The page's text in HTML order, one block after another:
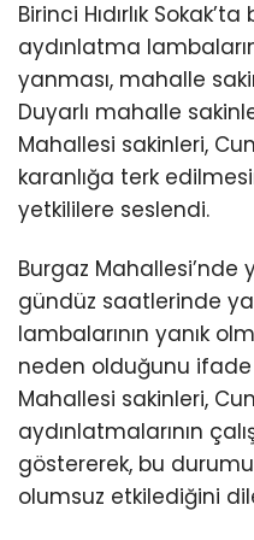
Birinci Hıdırlık
aydınlatma
yanması, mahalle
Duyarlı mahalle
Mahallesi sakinleri,
karanlığa terk
yetkililere seslendi.
Burgaz Mahallesi’nde
gündüz saatlerinde
lambalarının yanık
neden olduğunu ifade
Mahallesi sakinleri,
aydınlatmalarının
göstererek, bu
olumsuz etkilediğini